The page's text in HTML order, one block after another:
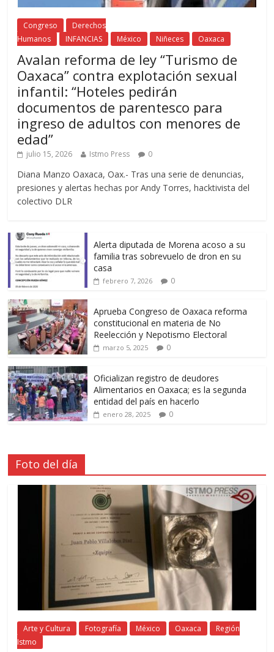
Congreso
Derechos
Humanos
INFANCIAS México Niñeces Oaxaca
Avalan reforma de ley “Turismo de
Oaxaca” contra explotación sexual
infantil: “Hoteles pedirán
documentos de parentesco para
ingreso de adultos con menores de
edad”
julio 15, 2026 Istmo Press 0
Diana Manzo Oaxaca, Oax.- Tras una serie de denuncias,
presiones y alertas hechas por Andy Torres, hacktivista del
colectivo DLR
Alerta diputada de Morena acoso a su
familia tras sobrevuelo de dron en su
casa
febrero 7, 2026 0
Aprueba Congreso de Oaxaca reforma
constitucional en materia de No
Reelección y Nepotismo Electoral
marzo 5, 2025 0
Oficializan registro de deudores
Alimentarios en Oaxaca; es la segunda
entidad del país en hacerlo
enero 28, 2025 0
Foto del día
Arte y Cultura Fotografía México Oaxaca
Región
Istmo